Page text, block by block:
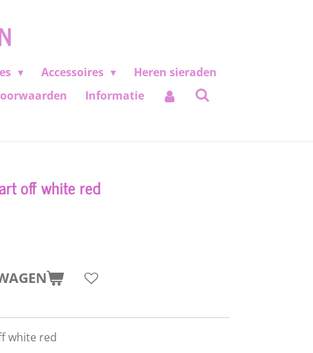
Accessoires
Heren sieraden
Informatie
off white red
white red